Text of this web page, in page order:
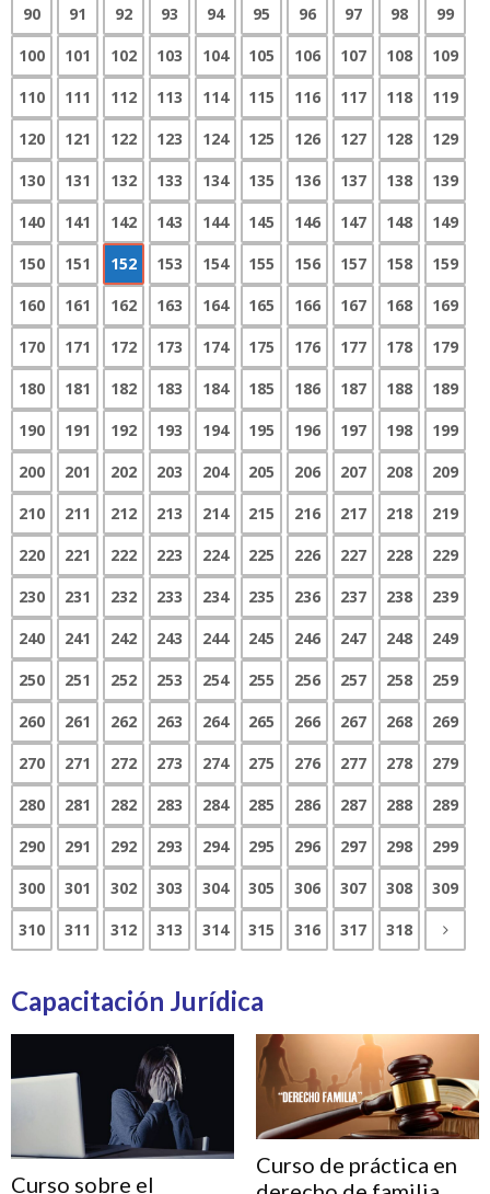
90
91 92 93 94 95 96 97 98
99
100
101 102 103 104 105 106 107 108
109
110
111 112 113 114 115 116 117 118
119
120
121 122 123 124 125 126 127 128
129
130
131 132 133 134 135 136 137 138
139
140
141 142 143 144 145 146 147 148
149
150
151 152 153 154 155 156 157 158
159
160
161 162 163 164 165 166 167 168
169
170
171 172 173 174 175 176 177 178
179
180
181 182 183 184 185 186 187 188
189
190
191 192 193 194 195 196 197 198
199
200
201 202 203 204 205 206 207 208
209
210
211 212 213 214 215 216 217 218
219
220
221 222 223 224 225 226 227 228
229
230
231 232 233 234 235 236 237 238
239
240
241 242 243 244 245 246 247 248
249
250
251 252 253 254 255 256 257 258
259
260
261 262 263 264 265 266 267 268
269
270
271 272 273 274 275 276 277 278
279
280
281 282 283 284 285 286 287 288
289
290
291 292 293 294 295 296 297 298
299
300
301 302 303 304 305 306 307 308
309
310
311 312 313 314 315 316 317 318
Capacitación Jurídica
Curso sobre el
Curso de práctica en